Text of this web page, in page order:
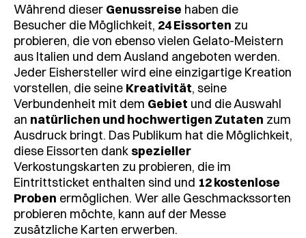
Während dieser Genussreise haben die
Besucher die Möglichkeit, 24 Eissorten zu
probieren, die von ebenso vielen Gelato-Meistern
aus Italien und dem Ausland angeboten werden.
Jeder Eishersteller wird eine einzigartige Kreation
vorstellen, die seine Kreativität, seine
Verbundenheit mit dem Gebiet und die Auswahl
an natürlichen und hochwertigen Zutaten zum
Ausdruck bringt. Das Publikum hat die Möglichkeit,
diese Eissorten dank spezieller
Verkostungskarten zu probieren, die im
Eintrittsticket enthalten sind und 12 kostenlose
Proben ermöglichen. Wer alle Geschmackssorten
probieren möchte, kann auf der Messe
zusätzliche Karten erwerben.